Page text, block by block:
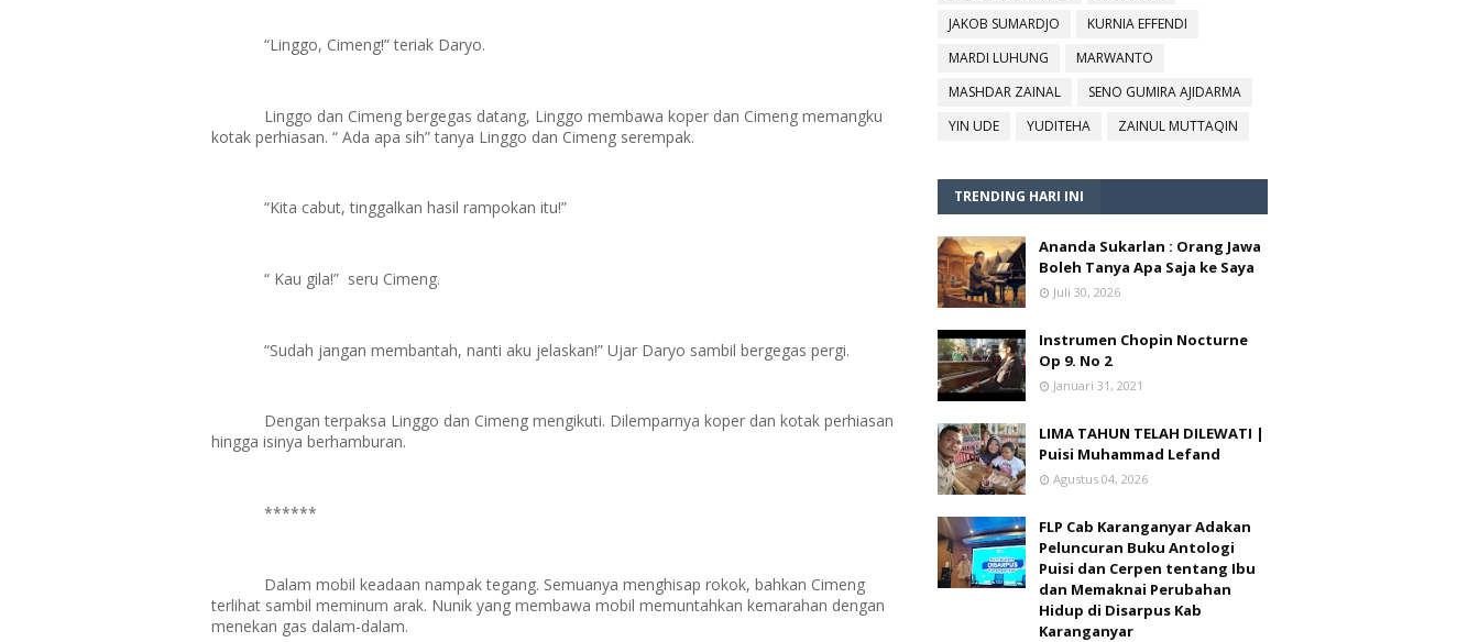
“Linggo, Cimeng!” teriak Daryo.
Linggo dan Cimeng bergegas datang, Linggo membawa koper dan Cimeng memangku
kotak perhiasan. “ Ada apa sih” tanya Linggo dan Cimeng serempak.
“Kita cabut, tinggalkan hasil rampokan itu!”
“ Kau gila!” seru Cimeng.
“Sudah jangan membantah, nanti aku jelaskan!” Ujar Daryo sambil bergegas pergi.
Dengan terpaksa Linggo dan Cimeng mengikuti. Dilemparnya koper dan kotak perhiasan
hingga isinya berhamburan.
******
Dalam mobil keadaan nampak tegang. Semuanya menghisap rokok, bahkan Cimeng
terlihat sambil meminum arak. Nunik yang membawa mobil memuntahkan kemarahan dengan
menekan gas dalam-dalam.
JAKOB SUMARDJO
KURNIA EFFENDI
MARDI LUHUNG
MARWANTO
MASHDAR ZAINAL
SENO GUMIRA AJIDARMA
YIN UDE
YUDITEHA ZAINUL MUTTAQIN
TRENDING HARI INI
Ananda Sukarlan : Orang Jawa
Boleh Tanya Apa Saja ke Saya
Juli 30, 2026
Instrumen Chopin Nocturne
Op 9. No 2
Januari 31, 2021
LIMA TAHUN TELAH DILEWATI |
Puisi Muhammad Lefand
Agustus 04, 2026
FLP Cab Karanganyar Adakan
Peluncuran Buku Antologi
Puisi dan Cerpen tentang Ibu
dan Memaknai Perubahan
Hidup di Disarpus Kab
Karanganyar